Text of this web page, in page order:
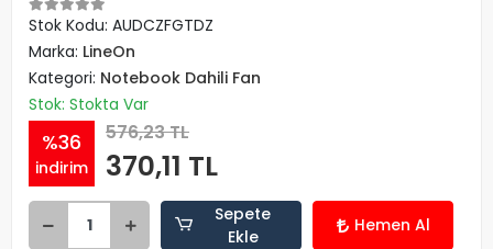
Stok Kodu: AUDCZFGTDZ
Marka: LineOn
Kategori: Notebook Dahili Fan
Stok: Stokta Var
%36
indirim
576,23 TL
370,11 TL
Sepete
Ekle
Hemen Al